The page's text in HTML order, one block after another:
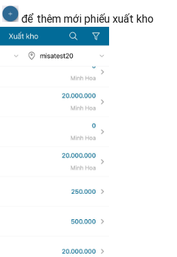
để thêm mới phiếu xuất kho